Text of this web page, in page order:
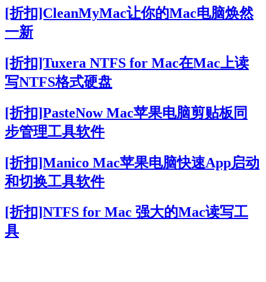
[折扣]CleanMyMac让你的Mac电脑焕然
一新
[折扣]Tuxera NTFS for Mac在Mac上读
写NTFS格式硬盘
[折扣]PasteNow Mac苹果电脑剪贴板同
步管理工具软件
[折扣]Manico Mac苹果电脑快速App启动
和切换工具软件
[折扣]NTFS for Mac 强大的Mac读写工
具